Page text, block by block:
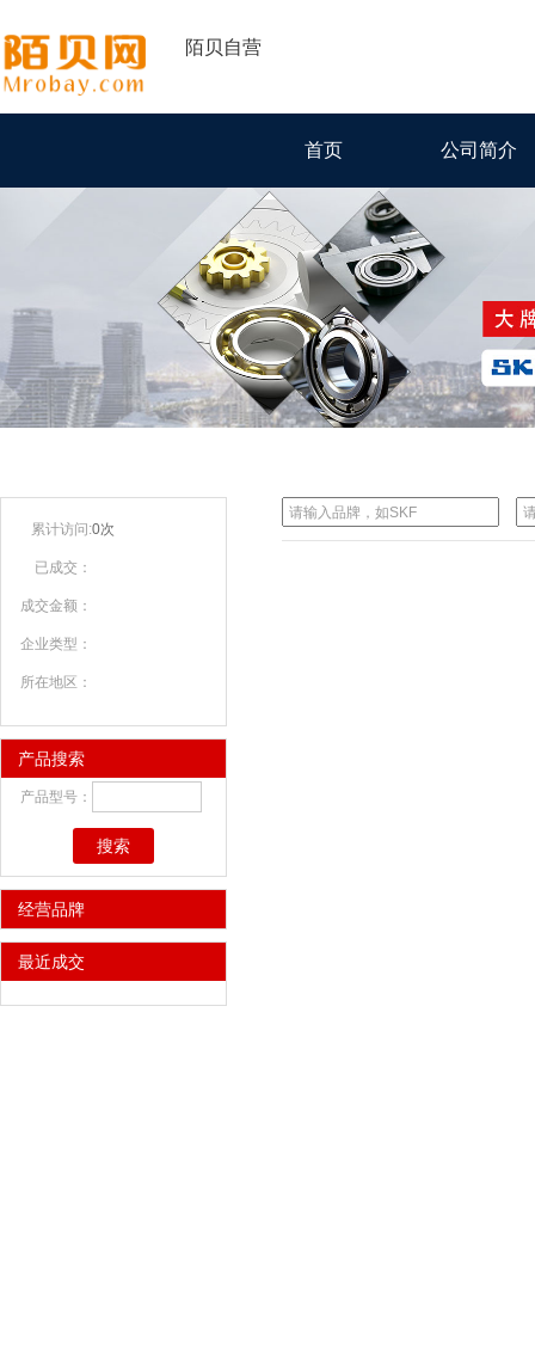
陌贝自营
首页 公司简介
累计访问:
已成交：
成交金额：
企业类型：
所在地区：
0次
产品搜索
产品型号：
搜索
经营品牌
最近成交